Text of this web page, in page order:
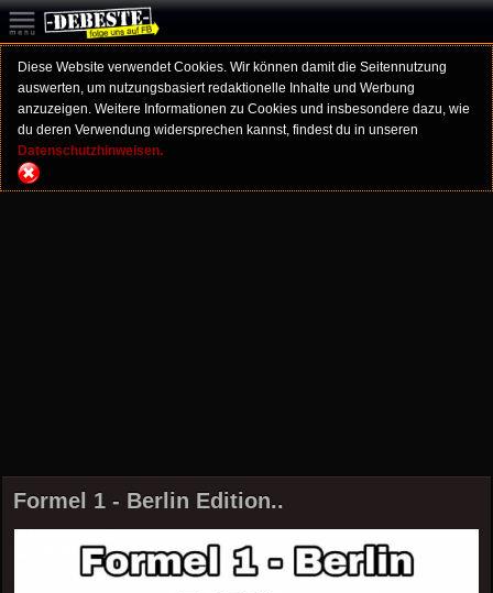
Diese Website verwendet Cookies. Wir können damit die Seitennutzung
auswerten, um nutzungsbasiert redaktionelle Inhalte und Werbung
anzuzeigen. Weitere Informationen zu Cookies und insbesondere dazu, wie
du deren Verwendung widersprechen kannst, findest du in unseren
Datenschutzhinweisen.
Formel 1 - Berlin Edition..